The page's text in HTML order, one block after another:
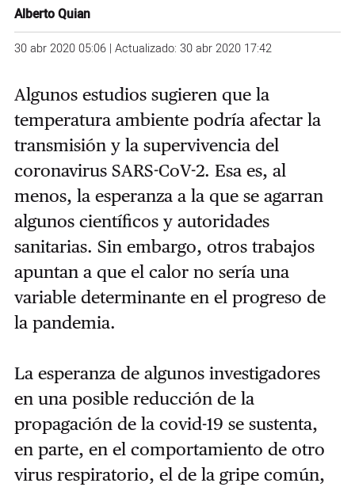
Alberto Quian
30 abr 2020 05:06 | Actualizado: 30 abr 2020 17:42
Algunos estudios sugieren que la
temperatura ambiente podría afectar la
transmisión y la supervivencia del
coronavirus SARS-CoV-2. Esa es, al
menos, la esperanza a la que se agarran
algunos científicos y autoridades
sanitarias. Sin embargo, otros trabajos
apuntan a que el calor no sería una
variable determinante en el progreso de
la pandemia.
La esperanza de algunos investigadores
en una posible reducción de la
propagación de la covid-19 se sustenta,
en parte, en el comportamiento de otro
virus respiratorio, el de la gripe común,